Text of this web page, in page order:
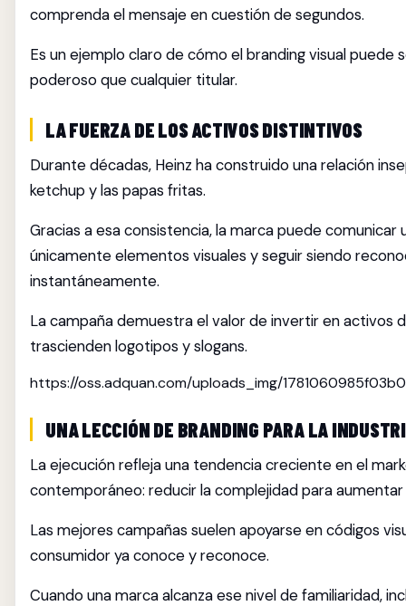
comprenda el mensaje en cuestión de segundos.
Es un ejemplo claro de cómo el branding visual puede
poderoso que cualquier titular.
LA FUERZA DE LOS ACTIVOS DISTINTIVOS
Durante décadas, Heinz ha construido una relación
ketchup y las papas fritas.
Gracias a esa consistencia, la marca puede comunicar
únicamente elementos visuales y seguir siendo
instantáneamente.
La campaña demuestra el valor de invertir en activos
trascienden logotipos y slogans.
https://oss.adquan.com/uploads_img/
UNA LECCIÓN DE BRANDING PARA LA
La ejecución refleja una tendencia creciente en el
contemporáneo: reducir la complejidad para
Las mejores campañas suelen apoyarse en códigos
consumidor ya conoce y reconoce.
Cuando una marca alcanza ese nivel de familiaridad,